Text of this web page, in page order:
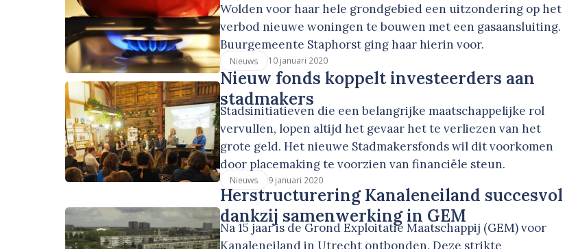
Wolden voor haar hele grondgebied een uitzondering op het
verbod nieuwe woningen te bouwen met een gasaansluiting.
Buurgemeente Staphorst ging haar hierin voor.
Nieuws 10 januari 2020
Nieuw fonds koppelt investeerders aan
stadmakers
Stadsinitiatieven die een belangrijke maatschappelijke rol
vervullen, lopen altijd het gevaar het te verliezen van het
grote geld. Het nieuwe Stadmakersfonds wil dit voorkomen
door placemaking te voorzien van financiële steun.
Nieuws 9 januari 2020
Herstructurering Kanaleneiland succesvol
dankzij samenwerking in GEM
Na 15 jaar is de Grond Exploitatie Maatschappij (GEM) voor
Kanaleneiland in Utrecht ontbonden. Deze strikte